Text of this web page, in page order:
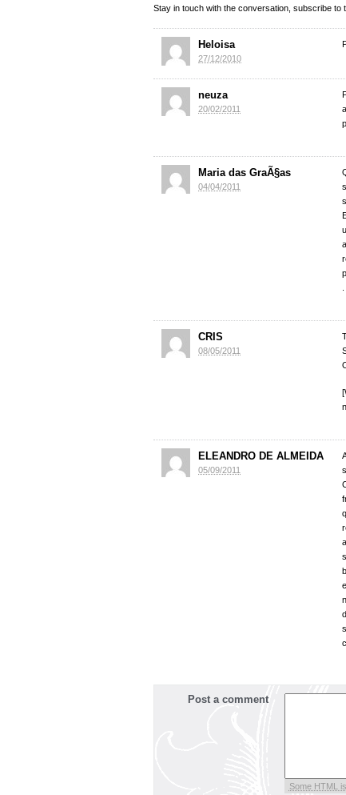
Stay in touch with the conversation, subscribe to
Heloisa
27/12/2010
neuza
20/02/2011
Maria das GraÃ§as
04/04/2011
CRIS
08/05/2011
ELEANDRO DE ALMEIDA
05/09/2011
Post a comment
Some HTML